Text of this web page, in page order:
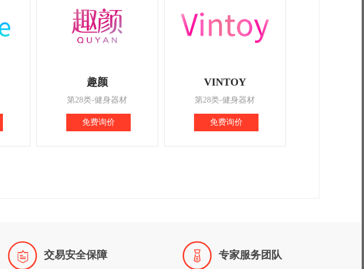
趣颜
第28类-健身器材
免费询价
VINTOY
第28类-健身器材
免费询价
 交易安全保障  专家服务团队